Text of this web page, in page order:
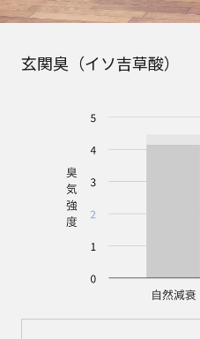
玄関臭（イソ吉草酸）